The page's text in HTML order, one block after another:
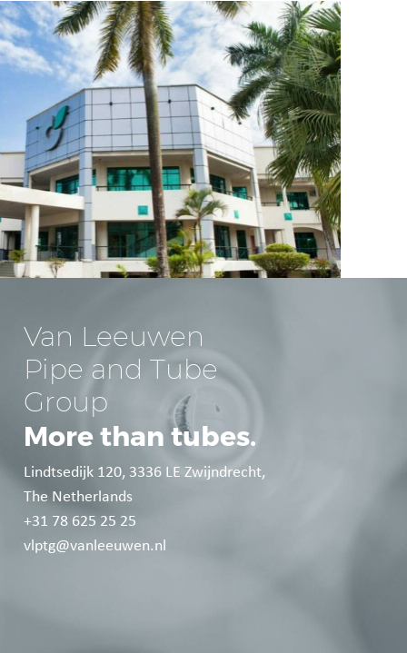
Van Leeuwen
Pipe and Tube
Group
More than tubes.
Lindtsedijk 120, 3336 LE Zwijndrecht,
The Netherlands
+31 78 625 25 25
vlptg@vanleeuwen.nl